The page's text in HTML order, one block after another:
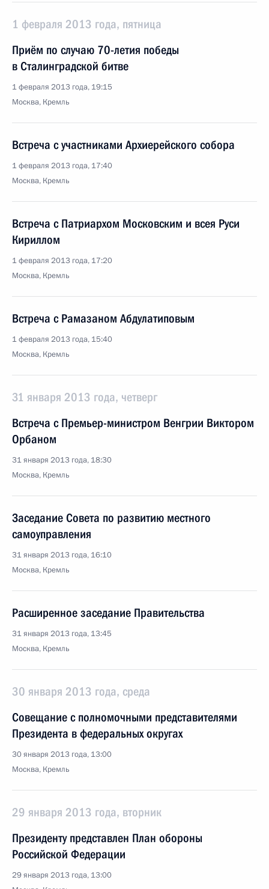
1 февраля 2013 года, пятница
Приём по случаю 70-летия победы
в Сталинградской битве
1 февраля 2013 года, 19:15
Москва, Кремль
Встреча с участниками Архиерейского собора
1 февраля 2013 года, 17:40
Москва, Кремль
Встреча с Патриархом Московским и всея Руси
Кириллом
1 февраля 2013 года, 17:20
Москва, Кремль
Встреча с Рамазаном Абдулатиповым
1 февраля 2013 года, 15:40
Москва, Кремль
31 января 2013 года, четверг
Встреча с Премьер-министром Венгрии Виктором
Орбаном
31 января 2013 года, 18:30
Москва, Кремль
Заседание Совета по развитию местного
самоуправления
31 января 2013 года, 16:10
Москва, Кремль
Расширенное заседание Правительства
31 января 2013 года, 13:45
Москва, Кремль
30 января 2013 года, среда
Совещание с полномочными представителями
Президента в федеральных округах
30 января 2013 года, 13:00
Москва, Кремль
29 января 2013 года, вторник
Президенту представлен План обороны
Российской Федерации
29 января 2013 года, 13:00